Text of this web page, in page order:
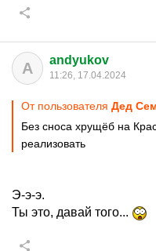
A andyukov
11:26, 17.04.2024
От пользователя Дед
Без сноса хрущёб на
реализовать
Э-э-э.
Ты это, давай того...